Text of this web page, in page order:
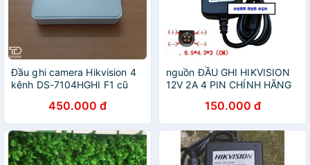
Đầu ghi camera Hikvision 4
kênh DS-7104HGHI F1 cũ
TURBO HD 3.0
450.000 đ
nguồn ĐẦU GHI HIKVISION
12V 2A 4 PIN CHÍNH HÃNG
150.000 đ